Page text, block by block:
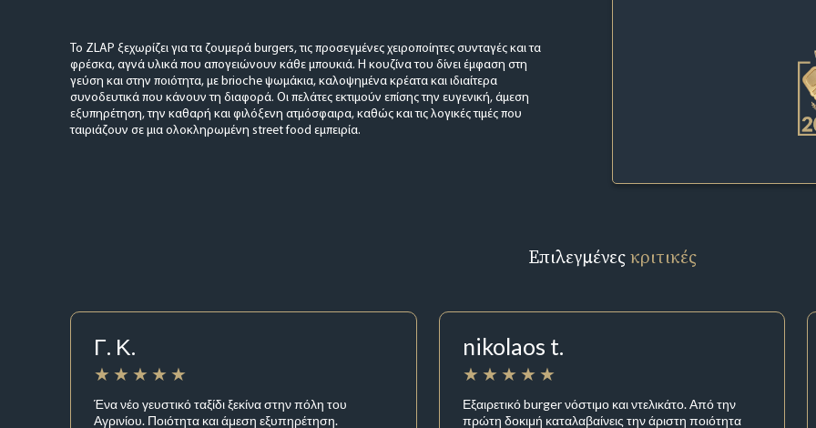
Το ZLAP ξεχωρίζει για τα ζουμερά burgers, τις προσεγμένες χειροποίητες συνταγές και τα
φρέσκα, αγνά υλικά που απογειώνουν κάθε μπουκιά. Η κουζίνα του δίνει έμφαση στη
γεύση και στην ποιότητα, με brioche ψωμάκια, καλοψημένα κρέατα και ιδιαίτερα
συνοδευτικά που κάνουν τη διαφορά. Οι πελάτες εκτιμούν επίσης την ευγενική, άμεση
εξυπηρέτηση, την καθαρή και φιλόξενη ατμόσφαιρα, καθώς και τις λογικές τιμές που
ταιριάζουν σε μια ολοκληρωμένη street food εμπειρία.
Επιλεγμένεςκριτικές
Γ. Κ.
Ένα νέο γευστικό ταξίδι ξεκίνα στην πόλη του
Αγρινίου. Ποιότητα και άμεση εξυπηρέτηση.
nikolaos t.
Εξαιρετικό burger νόστιμο και ντελικάτο. Από την
πρώτη δοκιμή καταλαβαίνεις την άριστη ποιότητα